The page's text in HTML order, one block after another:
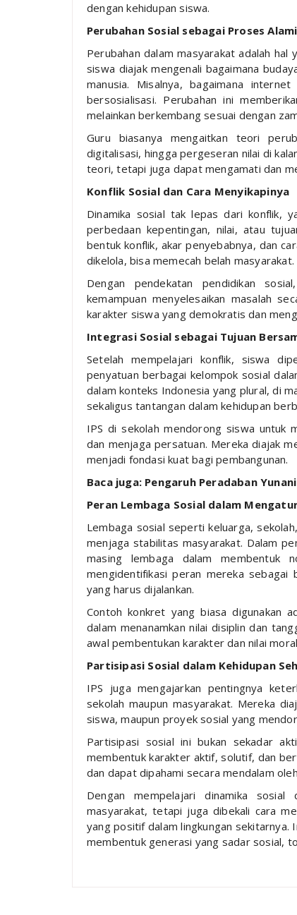
dengan kehidupan siswa.
Perubahan Sosial sebagai Proses Alami
Perubahan dalam masyarakat adalah
siswa diajak mengenali bagaimana
manusia. Misalnya, bagaimana
bersosialisasi. Perubahan ini
melainkan berkembang sesuai dengan
Guru biasanya mengaitkan teori
digitalisasi, hingga pergeseran nilai di
teori, tetapi juga dapat mengamati dan
Konflik Sosial dan Cara Menyikapinya
Dinamika sosial tak lepas dari konflik,
perbedaan kepentingan, nilai, atau
bentuk konflik, akar penyebabnya, dan
dikelola, bisa memecah belah masyarakat.
Dengan pendekatan pendidikan
kemampuan menyelesaikan masalah
karakter siswa yang demokratis dan
Integrasi Sosial sebagai Tujuan
Setelah mempelajari konflik, siswa
penyatuan berbagai kelompok sosial
dalam konteks Indonesia yang plural, di
sekaligus tantangan dalam kehidupan
IPS di sekolah mendorong siswa untuk
dan menjaga persatuan. Mereka diajak
menjadi fondasi kuat bagi pembangunan.
Baca juga: Pengaruh Peradaban
Peran Lembaga Sosial dalam
Lembaga sosial seperti keluarga,
menjaga stabilitas masyarakat. Dalam
masing lembaga dalam membentuk
mengidentifikasi peran mereka sebagai
yang harus dijalankan.
Contoh konkret yang biasa digunakan
dalam menanamkan nilai disiplin dan
awal pembentukan karakter dan nilai
Partisipasi Sosial dalam Kehidupan
IPS juga mengajarkan pentingnya
sekolah maupun masyarakat. Mereka
siswa, maupun proyek sosial yang
Partisipasi sosial ini bukan sekadar
membentuk karakter aktif, solutif, dan
dan dapat dipahami secara mendalam
Dengan mempelajari dinamika
masyarakat, tetapi juga dibekali cara
yang positif dalam lingkungan sekitarnya.
membentuk generasi yang sadar sosial,